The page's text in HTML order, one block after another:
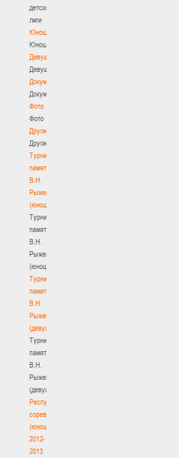
детской
лиги
Юноши
Юноши
Девушки
Девушки
Документы
Документы
Фото
Фото
Другие
Другие
Турнир
памяти
В.Н.
Рыженкова
(юноши)
Турнир
памяти
В.Н.
Рыженкова
(юноши)
Турнир
памяти
В.Н.
Рыженкова
(девушки)
Турнир
памяти
В.Н.
Рыженкова
(девушки)
Республиканские
соревнования
(юноши)
2012-
2013